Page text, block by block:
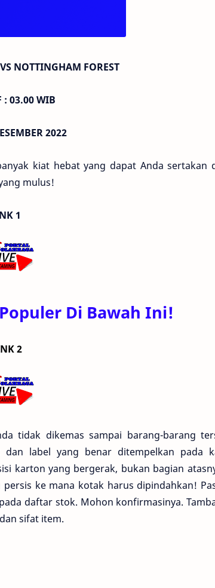
NOTTINGHAM FOREST
: 03.00 WIB
2022
kiat hebat yang dapat Anda sertakan
mulus!
1
Di Bawah Ini!
2
tidak dikemas sampai barang-barang
label yang benar ditempelkan pada
karton yang bergerak, bukan bagian
ke mana kotak harus dipindahkan!
daftar stok. Mohon konfirmasinya.
sifat item.